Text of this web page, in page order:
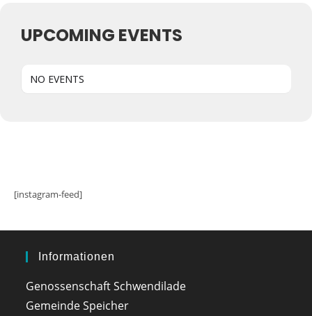
UPCOMING EVENTS
NO EVENTS
[instagram-feed]
Informationen
Genossenschaft Schwendilade
Gemeinde Speicher